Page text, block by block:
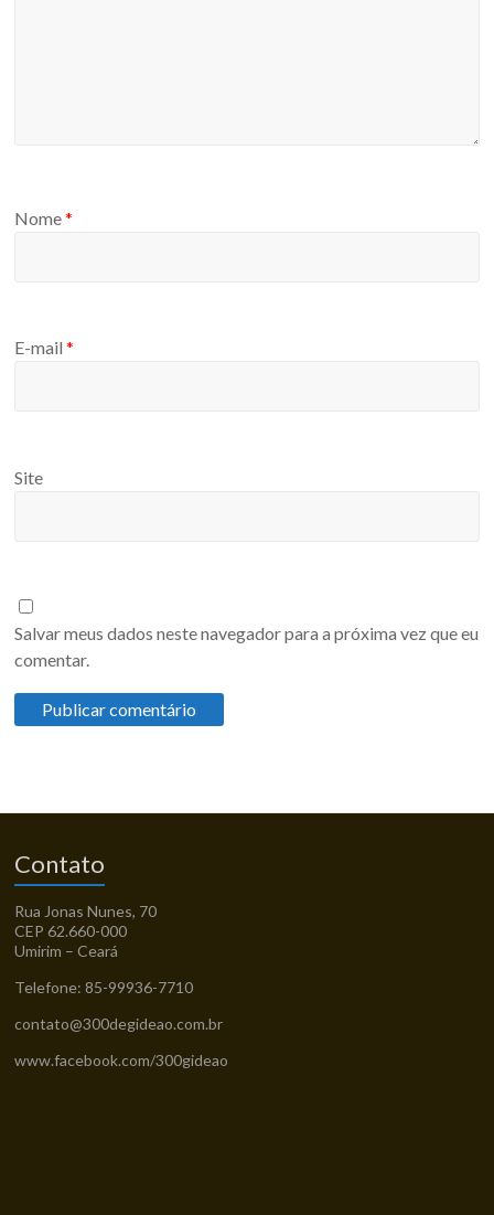
Nome*
E-mail*
Site
Salvar meus dados neste navegador para a próxima vez que eu
comentar.
Contato
Rua Jonas Nunes, 70
CEP 62.660-000
Umirim – Ceará
Telefone: 85-99936-7710
contato@300degideao.com.br
www.facebook.com/300gideao